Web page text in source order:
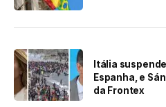
Itália
Espanha, e
da Frontex